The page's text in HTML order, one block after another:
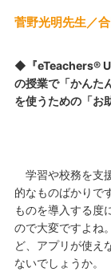
菅野光明先生／
◆『eTeachers®
の授業で「かんた
を使うための「お
学習や校務を支
的なものばかりで
ものを導入する度
ので大変ですよね
ど、アプリが使え
ないでしょうか。